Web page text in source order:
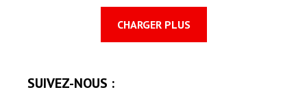
CHARGER PLUS
SUIVEZ-NOUS :